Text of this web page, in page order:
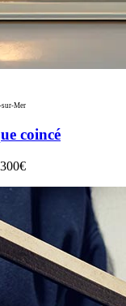
sur-Mer
coincé